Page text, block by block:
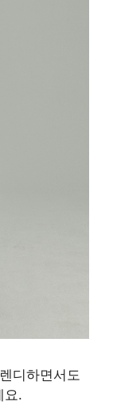
디하면서도
요.